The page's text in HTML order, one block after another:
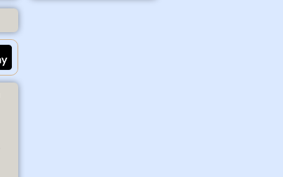
Андроид-приложение «Маркизы